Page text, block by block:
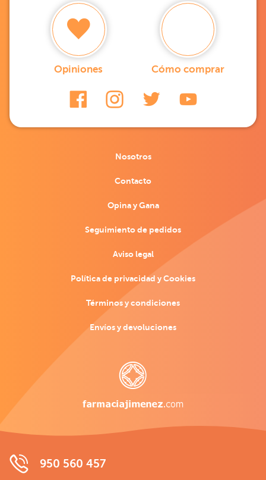
Opiniones Cómo comprar
Nosotros
Contacto
Opina y Gana
Seguimiento de pedidos
Aviso legal
Política de privacidad y Cookies
Términos y condiciones
Envíos y devoluciones
950 560 457